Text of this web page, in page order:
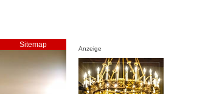
Sitemap Anzeige